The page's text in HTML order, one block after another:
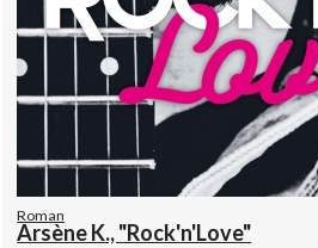
Roman
Arsène K., "Rock'n'Love"